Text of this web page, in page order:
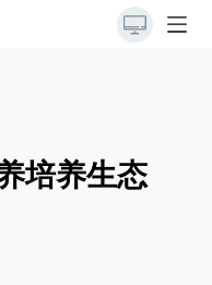
培养生态